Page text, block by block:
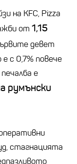
на KFC, Pizza
от 1,15
девет
с 0,7% повече
е
румънски
стагнацията